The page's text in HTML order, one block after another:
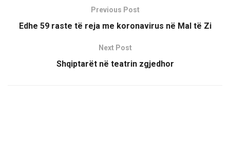
Previous Post
Edhe 59 raste të reja me koronavirus në Mal të Zi
Next Post
Shqiptarët në teatrin zgjedhor